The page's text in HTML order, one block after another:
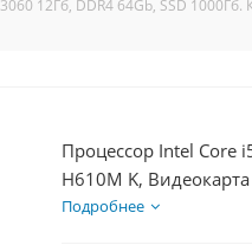
12Гб, DDR4 64Gb, SSD 1000Гб.
Процессор Intel Core
H610M K,
600Вт
Подробнее